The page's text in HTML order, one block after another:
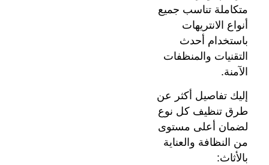
متكاملة تناسب جميع
أنواع الانتريهات
باستخدام أحدث
التقنيات والمنظفات
الآمنة.
إليك تفاصيل أكثر عن
طرق تنظيف كل نوع
لضمان أعلى مستوى
من النظافة والعناية
بالأثاث: